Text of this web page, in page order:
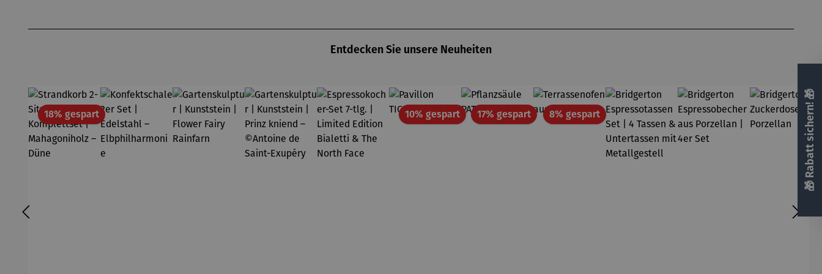
Entdecken Sie unsere Neuheiten
18% gespartRabatt 10% gespartRabatt17% gespartRabatt8% gespartRabatt 🎁 Rabatt sichern! 🎁